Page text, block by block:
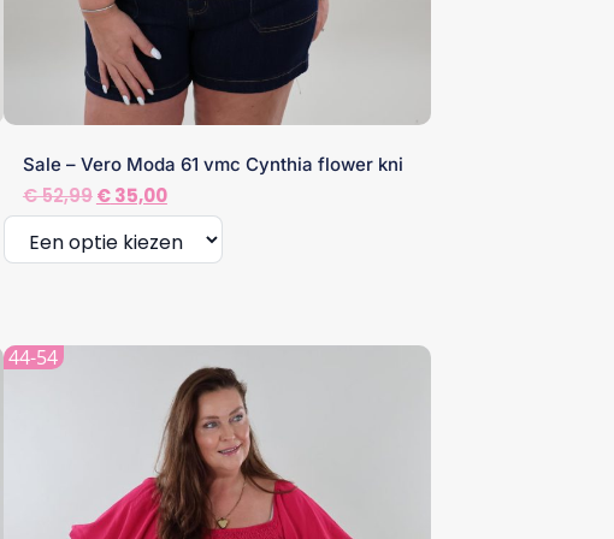
Sale – Vero Moda 61 vmc Cynthia flower kni
€52,99 Oorspronkelijke
prijs
was:
€ 52,99.
€35,00Huidige
prijs
is:
€ 35,00.
heeft
gekozen
44-54